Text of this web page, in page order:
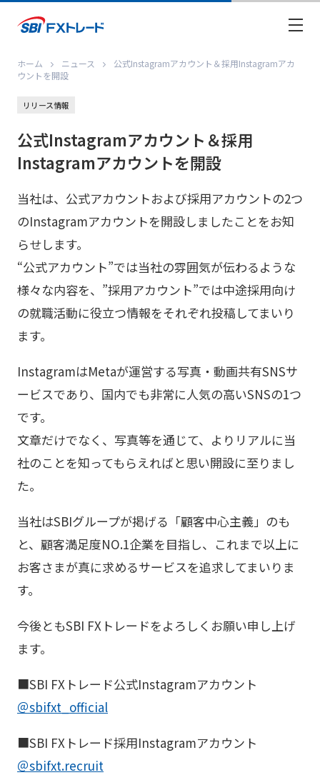
ホーム ニュース
公式Instagramアカウント＆採用Instagramアカ
ウントを開設
リリース情報
公式Instagramアカウント＆採用
Instagramアカウントを開設
当社は、公式アカウントおよび採用アカウントの2つ
のInstagramアカウントを開設しましたことをお知
らせします。
“公式アカウント”では当社の雰囲気が伝わるような
様々な内容を、”採用アカウント”では中途採用向け
の就職活動に役立つ情報をそれぞれ投稿してまいり
ます。
InstagramはMetaが運営する写真・動画共有SNSサ
ービスであり、国内でも非常に人気の高いSNSの1つ
です。
文章だけでなく、写真等を通じて、よりリアルに当
社のことを知ってもらえればと思い開設に至りまし
た。
当社はSBIグループが掲げる「顧客中心主義」のも
と、顧客満足度NO.1企業を目指し、これまで以上に
お客さまが真に求めるサービスを追求してまいりま
す。
今後ともSBI FXトレードをよろしくお願い申し上げ
ます。
■SBI FXトレード公式Instagramアカウント
＠sbifxt_official
■SBI FXトレード採用Instagramアカウント
＠sbifxt.recruit